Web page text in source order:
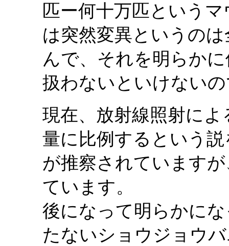
匹ー何十万匹という
は突然変異というの
んで、それを明らか
扱わないといけない
現在、放射線照射に
量に比例するという
が推察されています
ています。
後になって明らかに
たないショウジョウ